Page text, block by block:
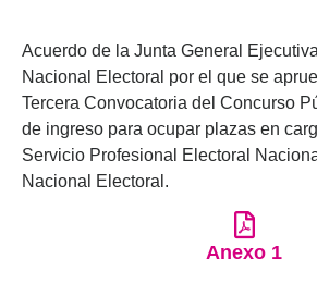
Acuerdo de la Junta General
Nacional Electoral por el que se
Tercera Convocatoria del Concurso
de ingreso para ocupar plazas en
Servicio Profesional Electoral
Nacional Electoral.
Anexo 1